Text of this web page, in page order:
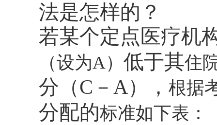
法是怎样的？
若某个定点医疗机
（设为A） 低于其住
分（C － A）， 根据
分配的标准如下表：